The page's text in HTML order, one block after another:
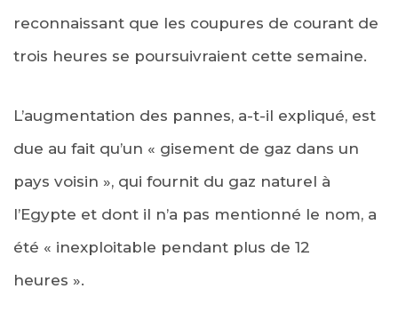
reconnaissant que les coupures de courant de
trois heures se poursuivraient cette semaine.
L’augmentation des pannes, a-t-il expliqué, est
due au fait qu’un « gisement de gaz dans un
pays voisin », qui fournit du gaz naturel à
l’Egypte et dont il n’a pas mentionné le nom, a
été « inexploitable pendant plus de 12
heures ».